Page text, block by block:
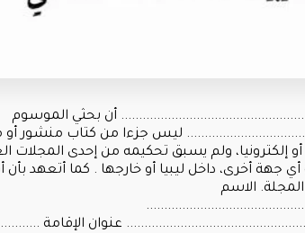
أن بحثي الموسوم
ليس جزءا من كتاب منشور
إلكترونيا، ولم يسبق تحكيمه من إحدى المجلات
جهة أخرى، داخل ليبيا أو خارجها . كما أتعهد بأن
الاسم
عنوان الإقامة